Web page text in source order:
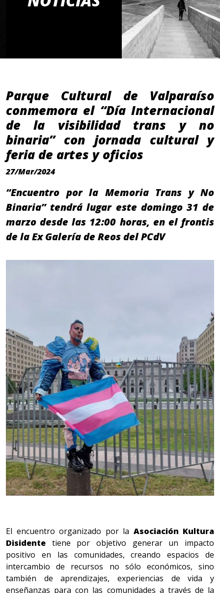
Parque Cultural de Valparaíso
conmemora el “Día Internacional
de la visibilidad trans y no
binaria” con jornada cultural y
feria de artes y oficios
27/Mar/2024
“Encuentro por la Memoria Trans y No
Binaria” tendrá lugar este domingo 31 de
marzo desde las 12:00 horas, en el frontis
de la Ex Galería de Reos del PCdV
El encuentro organizado por la Asociación Kultura
Disidente tiene por objetivo generar un impacto
positivo en las comunidades, creando espacios de
intercambio de recursos no sólo económicos, sino
también de aprendizajes, experiencias de vida y
enseñanzas para con las comunidades a través de la